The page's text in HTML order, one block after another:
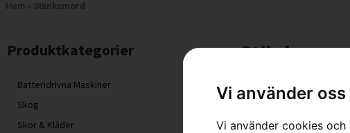
Vi använder
Vi använder cookies
Hem » Stänksmord
Produktkategorier​
Batteridrivna Maskiner
Skog
Skor & Kläder